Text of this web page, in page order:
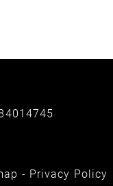
- Privacy Policy